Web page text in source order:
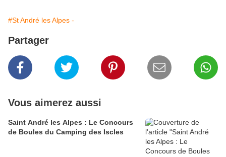
#St André les Alpes -
Partager
Vous aimerez aussi
Saint André les Alpes : Le Concours
de Boules du Camping des Iscles